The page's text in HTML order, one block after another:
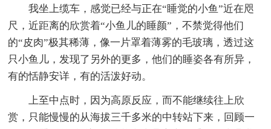
我坐上缆车，感觉已经与正在“睡觉的小鱼”近在咫
尺，近距离的欣赏着“小鱼儿的睡颜”，不禁觉得他们
的“皮肉”极其稀薄，像一片罩着薄雾的毛玻璃，透过这
只小鱼儿，发现了另外的更多，他们的睡姿各有所异，
有的恬静安详，有的活泼好动。
上至中点时，因为高原反应，而不能继续往上欣
赏，只能慢慢的从海拔三千多米的中转站下来，回顾一